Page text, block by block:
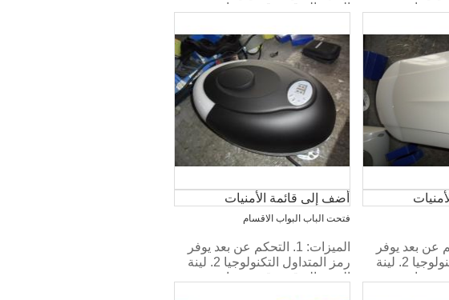
صامتة.
البدء والتوقف، قوية، صامتة.
التحكم عن بعد يوفر
رمز المتداول التكنولوجيا 2. لينة
صامتة.
أضف إلى قائمة الأمنيات
فتحت الباب البواب الاقسام
الميزات: 1. التحكم عن بعد يوفر
رمز المتداول التكنولوجيا 2. لينة
البدء والتوقف، قوية، صامتة.